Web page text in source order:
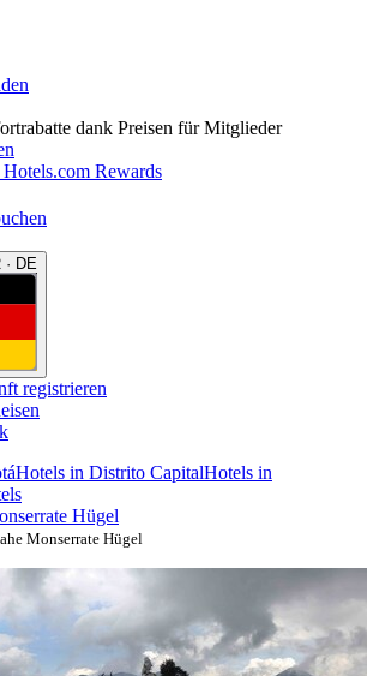
dank Preisen für Mitglieder
Rewards
· DE
registrieren
Hotels in Distrito CapitalHotels in
Hügel
Monserrate Hügel